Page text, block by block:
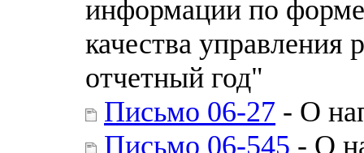
информации по
качества
отчетный год"
Письмо 06-27 - О
Письмо 06-545 - О